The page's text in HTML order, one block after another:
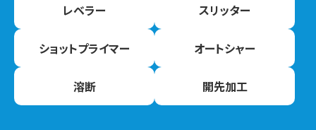
レベラー スリッター
ショットプライマー オートシャー
溶断 開先加工